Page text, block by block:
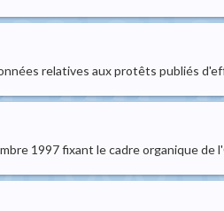
relatives aux protêts publiés
1997 fixant le cadre organique de